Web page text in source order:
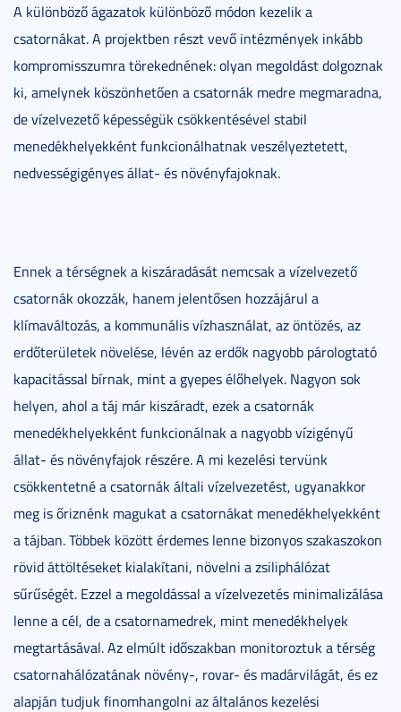
A különböző ágazatok különböző módon kezelik a
csatornákat. A projektben részt vevő intézmények inkább
kompromisszumra törekednének: olyan megoldást dolgoznak
ki, amelynek köszönhetően a csatornák medre megmaradna,
de vízelvezető képességük csökkentésével stabil
menedékhelyekként funkcionálhatnak veszélyeztetett,
nedvességigényes állat- és növényfajoknak.
Ennek a térségnek a kiszáradását nemcsak a vízelvezető
csatornák okozzák, hanem jelentősen hozzájárul a
klímaváltozás, a kommunális vízhasználat, az öntözés, az
erdőterületek növelése, lévén az erdők nagyobb párologtató
kapacitással bírnak, mint a gyepes élőhelyek. Nagyon sok
helyen, ahol a táj már kiszáradt, ezek a csatornák
menedékhelyekként funkcionálnak a nagyobb vízigényű
állat- és növényfajok részére. A mi kezelési tervünk
csökkentetné a csatornák általi vízelvezetést, ugyanakkor
meg is őriznénk magukat a csatornákat menedékhelyekként
a tájban. Többek között érdemes lenne bizonyos szakaszokon
rövid áttöltéseket kialakítani, növelni a zsiliphálózat
sűrűségét. Ezzel a megoldással a vízelvezetés minimalizálása
lenne a cél, de a csatornamedrek, mint menedékhelyek
megtartásával. Az elmúlt időszakban monitoroztuk a térség
csatornahálózatának növény-, rovar- és madárvilágát, és ez
alapján tudjuk finomhangolni az általános kezelési